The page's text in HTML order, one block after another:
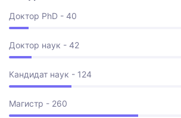
Доктор PhD - 40
Доктор наук - 42
Кандидат наук - 124
Магистр - 260